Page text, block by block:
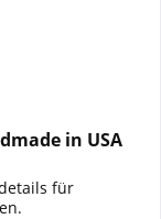
in USA
für